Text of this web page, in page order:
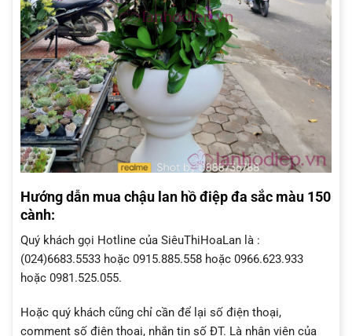
Hướng dẫn mua chậu lan hồ điệp đa sắc màu 150
cành:
Quý khách gọi Hotline của SiêuThiHoaLan là :
(024)6683.5533 hoặc 0915.885.558 hoặc 0966.623.933
hoặc 0981.525.055.
Hoặc quý khách cũng chỉ cần để lại số điện thoại,
comment số điện thoại, nhắn tin số ĐT. Là nhân viên của